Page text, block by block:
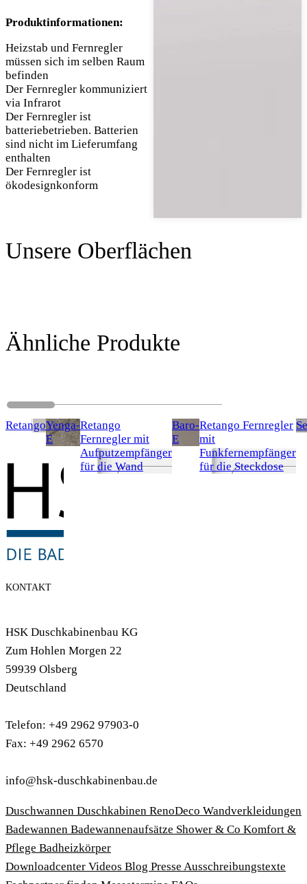
Produktinformationen:
Heizstab und Fernregler
müssen sich im selben Raum
befinden
Der Fernregler kommuniziert
via Infrarot
Der Fernregler ist
batteriebetrieben. Batterien
sind nicht im Lieferumfang
enthalten
Der Fernregler ist
ökodesignkonform
Unsere Oberflächen
Ähnliche Produkte
RetangoYenga-
E
Retango
Fernregler mit
Aufputzempfänger
für die Wand
Baro-
E
Retango Fernregler
mit
Funkfernempfänger
für die Steckdose
KONTAKT
HSK Duschkabinenbau KG
Zum Hohlen Morgen 22
59939 Olsberg
Deutschland
Telefon: +49 2962 97903-0
Fax: +49 2962 6570
info@hsk-duschkabinenbau.de
Duschwannen Duschkabinen RenoDeco Wandverkleidungen
Badewannen Badewannenaufsätze Shower & Co Komfort &
Pflege Badheizkörper
Download­center Videos Blog Presse Ausschreibungstexte